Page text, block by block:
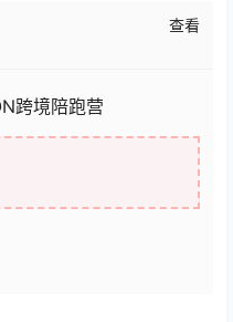
查看
跨境陪跑营